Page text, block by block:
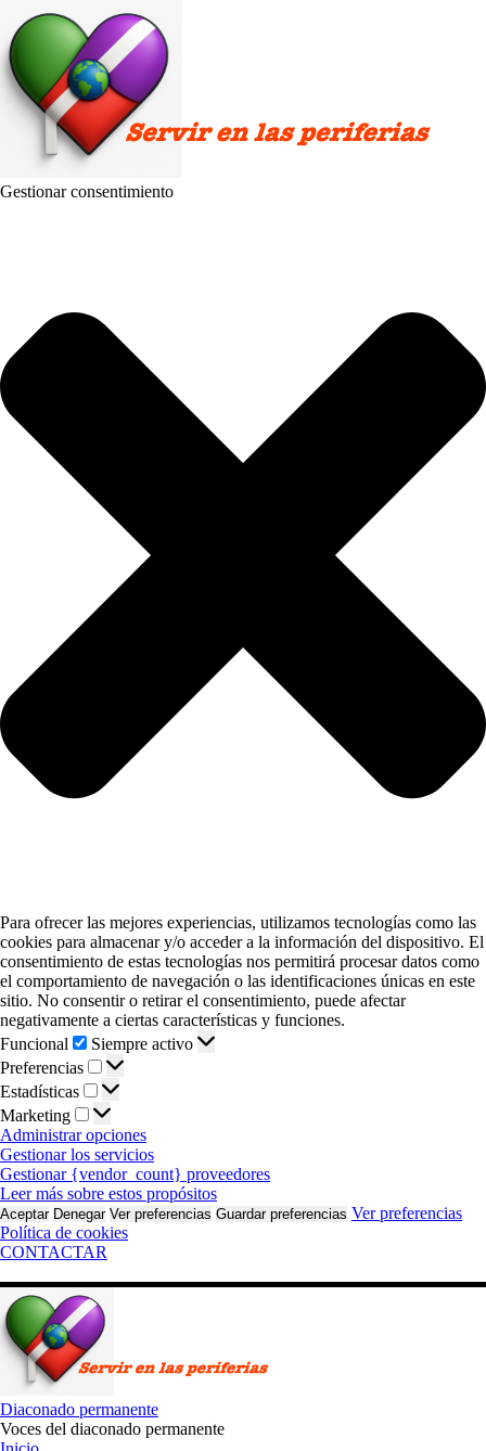
Gestionar consentimiento
Para ofrecer las mejores experiencias, utilizamos tecnologías como las
cookies para almacenar y/o acceder a la información del dispositivo. El
consentimiento de estas tecnologías nos permitirá procesar datos como
el comportamiento de navegación o las identificaciones únicas en este
sitio. No consentir o retirar el consentimiento, puede afectar
negativamente a ciertas características y funciones.
Funcional
Funcional
Siempre activo
Preferencias
Preferencias
Estadísticas
Estadísticas
Marketing
Marketing
Administrar opciones
Gestionar los servicios
Gestionar {vendor_count} proveedores
Leer más sobre estos propósitos
Aceptar Denegar Ver preferencias Guardar preferencias Ver preferencias
Política de cookies
CONTACTAR
Saltar
al
contenido
Diaconado permanente
Voces del diaconado permanente